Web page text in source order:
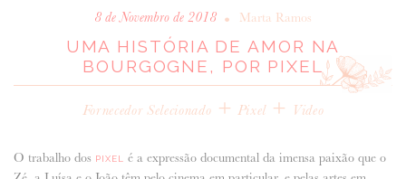
INICIO
BLOG
MELHOR INSPIRAÇÃO
ENTREVISTAS
CASAVA-ME AQUI!
8 de Novembro de 2018 • Marta Ramos
UMA HISTÓRIA DE AMOR NA
BOURGOGNE, POR PIXEL
Fornecedor Selecionado + Pixel+ Video
O trabalho dos PIXEL
é a expressão documental da imensa paixão que o